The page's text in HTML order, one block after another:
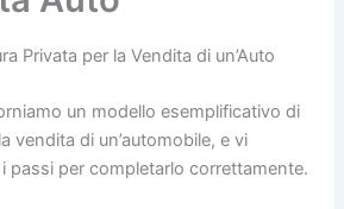
Privata per la Vendita di un’Auto
un modello esemplificativo di
vendita di un’automobile, e vi
passi per completarlo correttamente.